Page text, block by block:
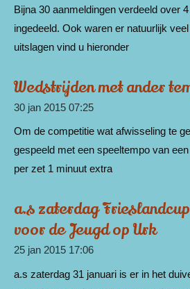
Bijna 30 aanmeldingen verdeeld over
ingedeeld. Ook waren er natuurlijk
uitslagen vind u hieronder
Wedstrijden met ander
30 jan 2015 07:25
Om de competitie wat afwisseling te
gespeeld met een speeltempo van
per zet 1 minuut extra
a.s zaterdag Frieslandcup
voor de Jeugd op Urk
25 jan 2015 17:06
a.s zaterdag 31 januari is er in het